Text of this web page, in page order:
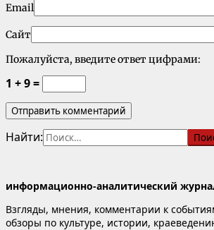
Email
Сайт
Пожалуйста, введите ответ цифрами:
1 + 9 =
Найти:
информационно-аналитический
Взгляды, мнения, комментарии к
обзоры по культуре, истории,